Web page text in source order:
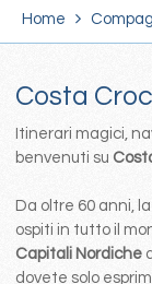
Home
Costa
Itinerari magici,
benvenuti su
Da oltre 60 anni,
ospiti in tutto il
Capitali Nordiche
dovete solo